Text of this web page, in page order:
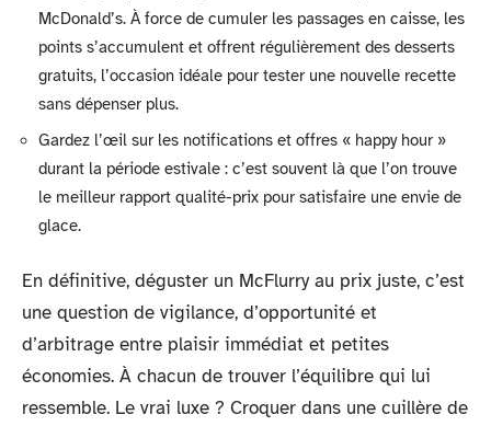
McDonald’s. À force de cumuler les passages en caisse, les
points s’accumulent et offrent régulièrement des desserts
gratuits, l’occasion idéale pour tester une nouvelle recette
sans dépenser plus.
Gardez l’œil sur les notifications et offres « happy hour »
durant la période estivale : c’est souvent là que l’on trouve
le meilleur rapport qualité-prix pour satisfaire une envie de
glace.
En définitive, déguster un McFlurry au prix juste, c’est
une question de vigilance, d’opportunité et
d’arbitrage entre plaisir immédiat et petites
économies. À chacun de trouver l’équilibre qui lui
ressemble. Le vrai luxe ? Croquer dans une cuillère de